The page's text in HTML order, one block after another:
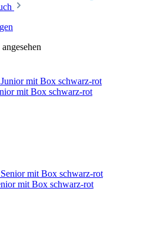
mit Box schwarz-rot
mit Box schwarz-rot